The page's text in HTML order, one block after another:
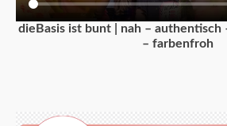
dieBasis ist bunt | nah –
– farbenfroh